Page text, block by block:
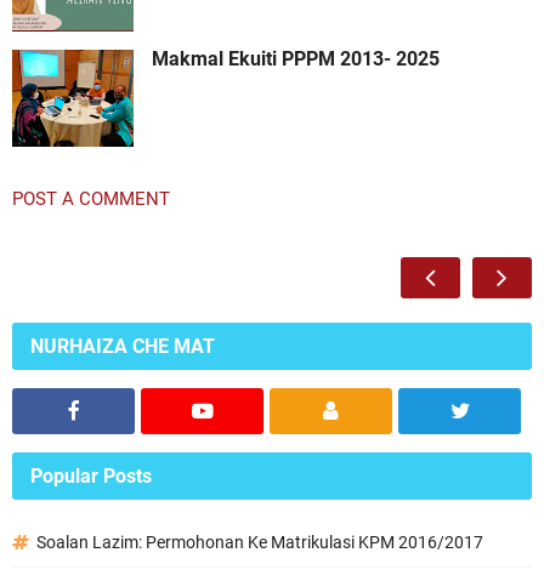
Makmal Ekuiti PPPM 2013- 2025
POST A COMMENT
NURHAIZA CHE MAT
Popular Posts
Soalan Lazim: Permohonan Ke Matrikulasi KPM 2016/2017